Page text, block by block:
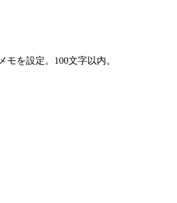
モを設定。100文字以内。